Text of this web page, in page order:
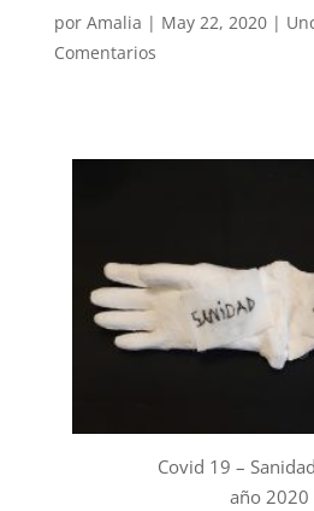
por Amalia | May 22, 2020|
Comentarios
Covid 19 –
año 2020